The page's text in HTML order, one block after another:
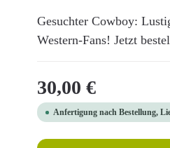
Gesuchter Cowboy:
Western-Fans! Jetzt
Regulärer Preis:
30,00 €
Anfertigung nach Bestellung,